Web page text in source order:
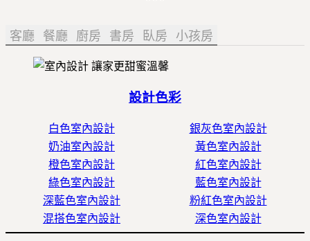
客廳 餐廳 廚房 書房 臥房 小孩房
設計色彩
白色室內設計
銀灰色室內設計
奶油室內設計
黃色室內設計
橙色室內設計
紅色室內設計
綠色室內設計
藍色室內設計
深藍色室內設計
粉紅色室內設計
混搭色室內設計
深色室內設計